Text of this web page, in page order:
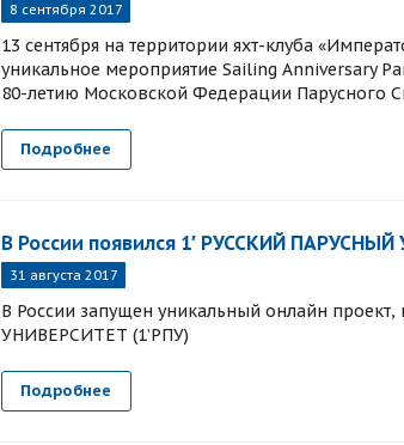
8 сентября 2017
13 сентября на территории яхт-клуба
уникальное мероприятие Sailing Anniversary
80-летию Московской Федерации Парусного
Подробнее
В России появился 1′ РУССКИЙ
31 августа 2017
В России запущен уникальный онлайн
УНИВЕРСИТЕТ (1’РПУ)
Подробнее